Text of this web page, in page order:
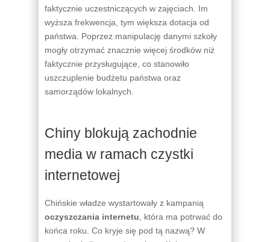
faktycznie uczestniczących w zajęciach. Im
wyższa frekwencja, tym większa dotacja od
państwa. Poprzez manipulację danymi szkoły
mogły otrzymać znacznie więcej środków niż
faktycznie przysługujące, co stanowiło
uszczuplenie budżetu państwa oraz
samorządów lokalnych.
Chiny blokują zachodnie
media w ramach czystki
internetowej
Chińskie władze wystartowały z kampanią
oczyszczania internetu , która ma potrwać do
końca roku. Co kryje się pod tą nazwą? W